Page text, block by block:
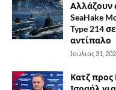
Αλλάζουν
SeaHake
Type 214
αντίπαλο
Ιούλιος 31,
Κατζ προς